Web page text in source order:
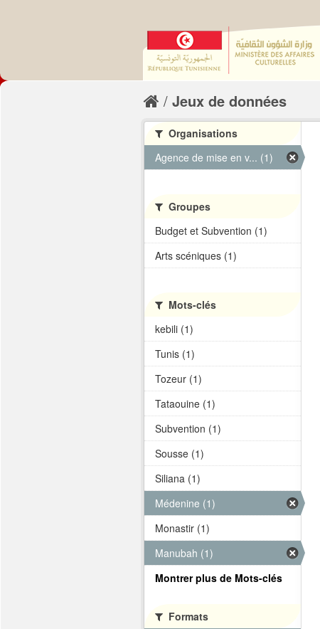
Jeux de données
Organisations
Agence de mise en v... (1)
Groupes
Budget et Subvention (1)
Arts scéniques (1)
Mots-clés
kebili (1)
Tunis (1)
Tozeur (1)
Tataouine (1)
Subvention (1)
Sousse (1)
Siliana (1)
Médenine (1)
Monastir (1)
Manubah (1)
Montrer plus de Mots-clés
Formats